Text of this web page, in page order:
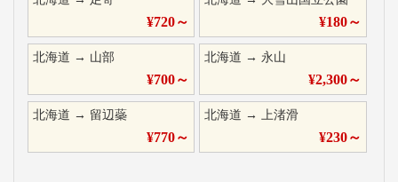
¥720～ ¥180～
北海道 → 山部
¥700～
北海道 → 永山
¥2,300～
北海道 → 留辺蘂
¥770～
北海道 →上渚滑
¥230～